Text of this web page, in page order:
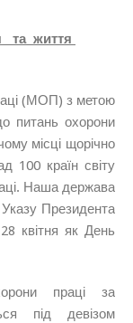
та життя
(МОП) з метою
питань охорони
місці щорічно
100 країн світу
Наша держава
Указу Президента
квітня як День
праці за
під девізом